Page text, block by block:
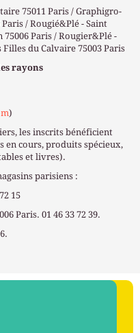
75011 Paris / Graphigro-
/ Rougié&Plé - Saint
Paris / Rougier&Plé -
du Calvaire 75003 Paris
rayons
)
les inscrits bénéficient
en cours, produits spécieux,
et livres).
parisiens :
15
Paris. 01 46 33 72 39.